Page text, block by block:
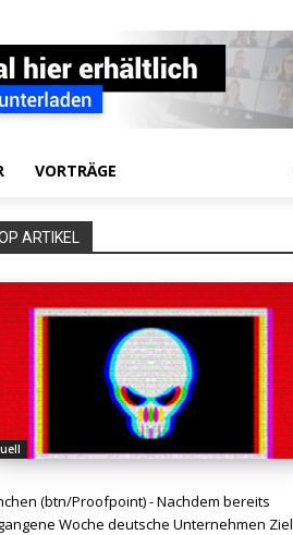
VORTRÄGE
ARTIKEL
(btn/Proofpoint) - Nachdem bereits
Woche deutsche Unternehmen Ziel